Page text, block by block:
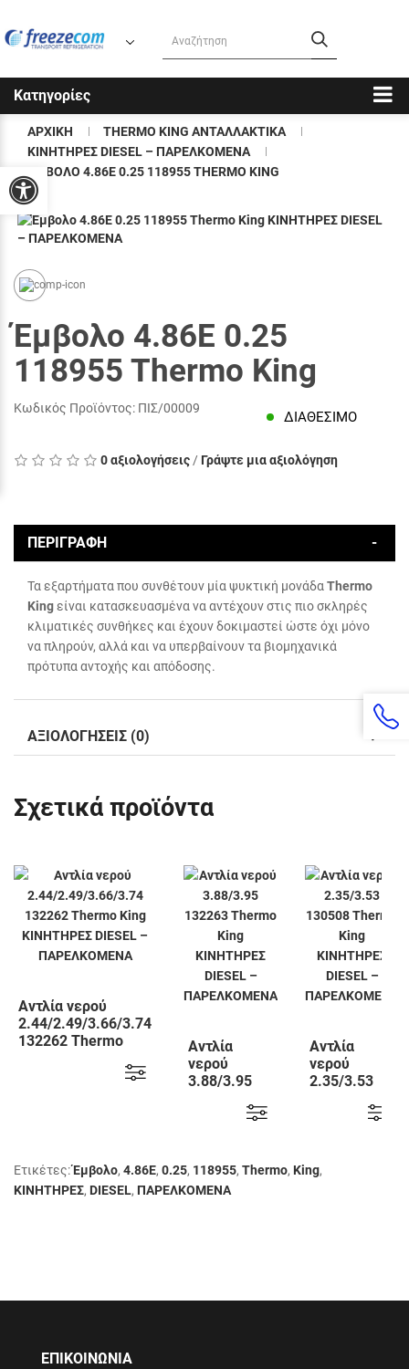
Κατηγορίες
ΑΡΧΙΚΉ
THERMO KING ΑΝΤΑΛΛΑΚΤΙΚΑ
KΙΝΗΤΗΡΕΣ DIESEL – ΠΑΡΕΛΚΟΜΕΝΑ
ΈΜΒΟΛΟ 4.86E 0.25 118955 THERMO KING
Έμβολο 4.86E 0.25
118955 Thermo King
Κωδικός Προϊόντος: ΠΙΣ/00009
ΔΙΑΘΈΣΙΜΟ
0 αξιολογήσεις / Γράψτε μια αξιολόγηση
ΠΕΡΙΓΡΑΦΉ
Τα εξαρτήματα που συνθέτουν μία ψυκτική μονάδα Thermo
Kingείναι κατασκευασμένα να αντέχουν στις πιο σκληρές
κλιματικές συνθήκες και έχουν δοκιμαστεί ώστε όχι μόνο
να πληρούν, αλλά και να υπερβαίνουν τα βιομηχανικά
πρότυπα αντοχής και απόδοσης.
ΑΞΙΟΛΟΓΉΣΕΙΣ (0)
Σχετικά προϊόντα
Αντλία νερού
2.44/2.49/3.66/3.74
132262 Thermo
Αντλία
νερού
3.88/3.95
Thermo King
Αντλία
νερού
2.35/3.53
Thermo King
Ετικέτες:Έμβολο, 4.86E, 0.25, 118955, Thermo, King,
KΙΝΗΤΗΡΕΣ, DIESEL, ΠΑΡΕΛΚΟΜΕΝΑ
ΕΠΙΚΟΙΝΩΝΙΑ
Προσβασιμότητα